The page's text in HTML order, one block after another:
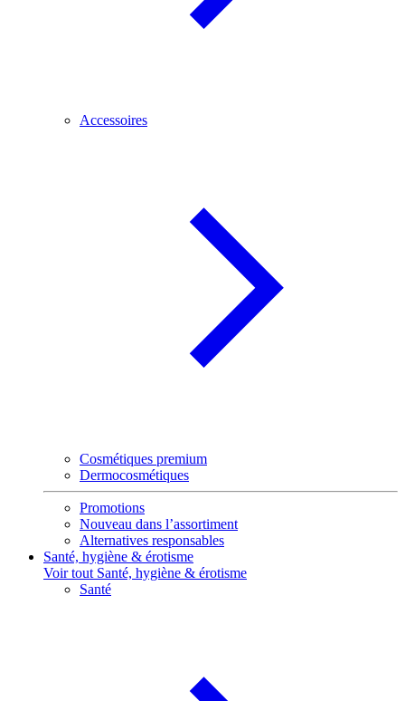
Accessoires
Cosmétiques premium
Dermocosmétiques
Promotions
Nouveau dans l’assortiment
Alternatives responsables
Santé, hygiène & érotisme
Voir tout Santé, hygiène & érotisme
Santé